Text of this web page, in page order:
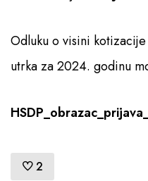
Odluku o visini
utrka za 2024. godinu
2